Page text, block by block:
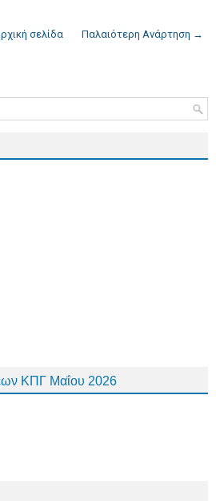
Παλαιότερη Ανάρτηση →
σελίδα
ΚΠΓ Μαΐου 2026